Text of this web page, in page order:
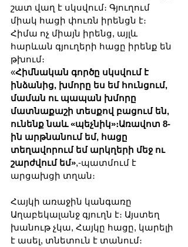
շատ վաղ է սկսվում։ Գյուղում
միակ հացի փուռն իրենցն է։
Հիմա ոչ միայն իրենց, այլև
հարևան գյուղերի հացը իրենք են
թխում։
«Հիմնական գործը սկսվում է
ինձանից, խմորը ես եմ հունցում,
մաման ու պապան խմորը
մատնաքաշի տեսքով բացում են,
ունենք նաև «պեչնիկ»։Առավոտ 8-
ին արթնանում եմ, հացը
տեղավորում եմ արկղերի մեջ ու
շարժվում եմ»,-պատմում է
արցախցի տղան։
Հայկի առաջին կանգառը
Աղաբեկալանջ գյուղն է։ Այստեղ
խանութ չկա, Հայկը հացը, կարելի
է ասել, տնետուն է տանում։